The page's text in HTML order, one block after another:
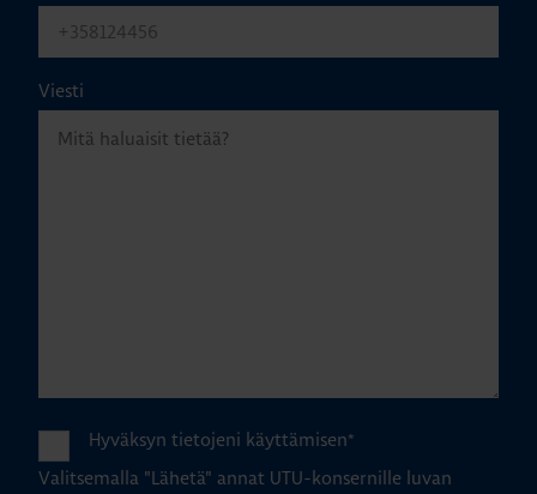
Viesti
Hyväksyn tietojeni käyttämisen*
Valitsemalla "Lähetä" annat UTU-konsernille luvan